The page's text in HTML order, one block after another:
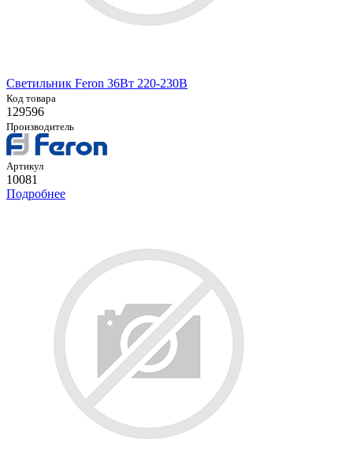
Светильник Feron 36Вт 220-230В
Код товара
129596
Производитель
Артикул
10081
Подробнее